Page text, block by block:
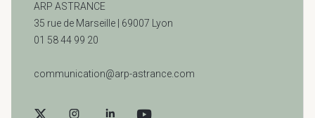
ARP ASTRANCE
35 rue de Marseille | 69007 Lyon
01 58 44 99 20
communication@arp-astrance.com